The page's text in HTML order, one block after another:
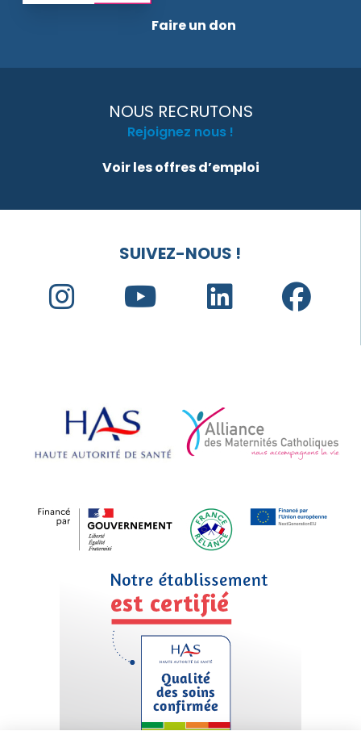
Faire un don
NOUS RECRUTONS
Rejoignez nous !
Voir les offres d’emploi
SUIVEZ-NOUS !